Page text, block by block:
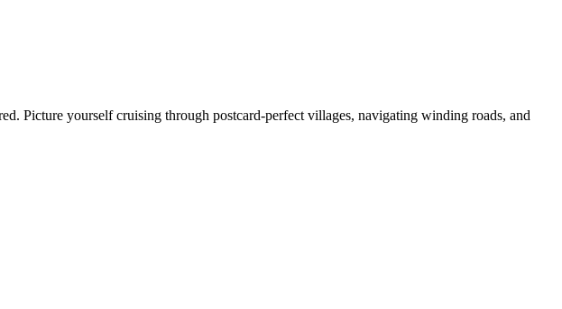
Picture yourself cruising through postcard-perfect villages, navigating winding roads, and